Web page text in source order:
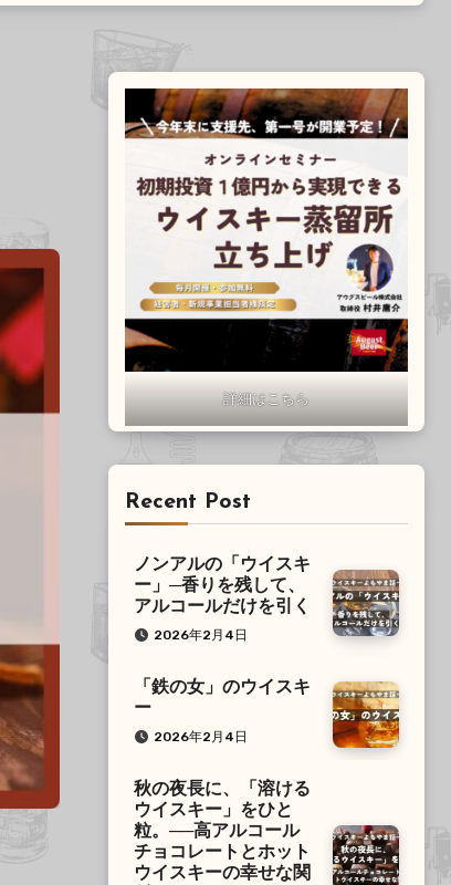
詳細はこちら
Recent Post
ノンアルの「ウイスキ
ー」─香りを残して、
アルコールだけを引く
2026年2月4日
「鉄の女」のウイスキ
ー
2026年2月4日
秋の夜長に、「溶ける
ウイスキー」をひと
粒。──高アルコール
チョコレートとホット
ウイスキーの幸せな関